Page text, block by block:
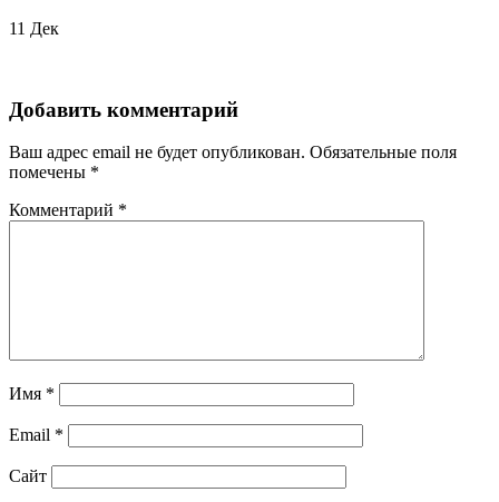
11 Дек
Добавить комментарий
Ваш адрес email не будет опубликован. Обязательные поля
помечены *
Комментарий *
Имя *
Email *
Сайт